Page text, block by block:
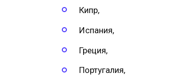
Кипр,
Испания,
Греция,
Португалия,